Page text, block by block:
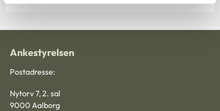
Ankestyrelsen
Postadresse:
Nytorv 7, 2. sal
9000 Aalborg